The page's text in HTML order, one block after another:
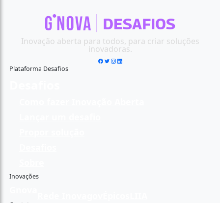
Inovação aberta para todos, para criar soluções
inovadoras.
Plataforma Desafios
Inovações